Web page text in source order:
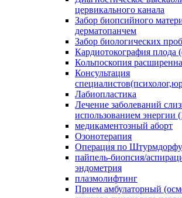
цервикального канала
Забор биопсийного
дерматопанчем
Забор биологических
Кардиотокография плода
Кольпоскопия
Консультация
Лабиопластика
Лечение заболеваний
использованием энергии
медикаментозный аборт
Озонотерапия
Операция по Штурмдорфу
пайпель-биопсия/
эндометрия
плазмолифтинг
Прием амбулаторный